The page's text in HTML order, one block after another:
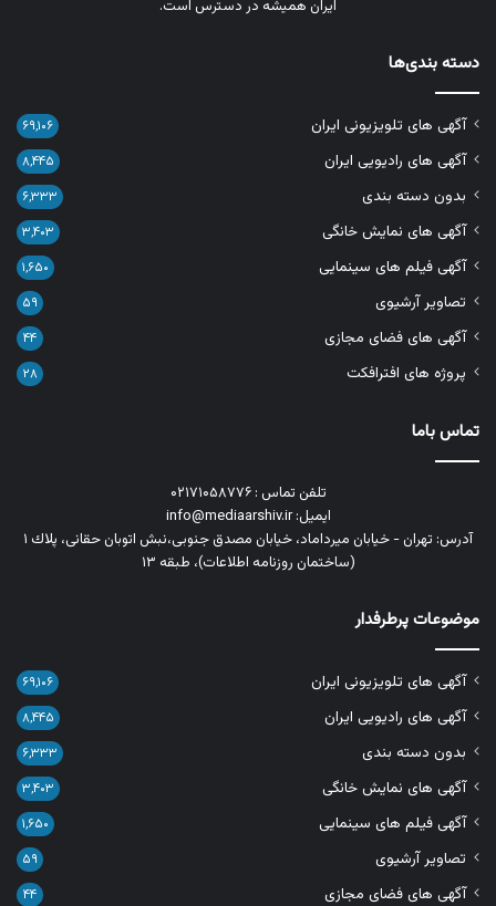
ایران همیشه در دسترس است.
دسته بندی‌ها
آگهی های تلویزیونی ایران ۶۹,۱۰۶
آگهی های رادیویی ایران ۸,۴۴۵
بدون دسته بندی ۶,۳۳۳
آگهی های نمایش خانگی ۳,۴۰۳
آگهی فیلم های سینمایی ۱,۶۵۰
تصاویر آرشیوی ۵۹
آگهی های فضای مجازی ۴۴
پروژه های افترافکت ۲۸
تماس باما
تلفن تماس : ۰۲۱۷۱۰۵۸۷۷۶
ایمیل: info@mediaarshiv.ir
آدرس: تهران - خیابان میرداماد، خیابان مصدق جنوبی،نبش اتوبان حقانی، پلاك ١
(ساختمان روزنامه اطلاعات)، طبقه ۱۳
موضوعات پرطرفدار
آگهی های تلویزیونی ایران ۶۹,۱۰۶
آگهی های رادیویی ایران ۸,۴۴۵
بدون دسته بندی ۶,۳۳۳
آگهی های نمایش خانگی ۳,۴۰۳
آگهی فیلم های سینمایی ۱,۶۵۰
تصاویر آرشیوی ۵۹
آگهی های فضای مجازی ۴۴